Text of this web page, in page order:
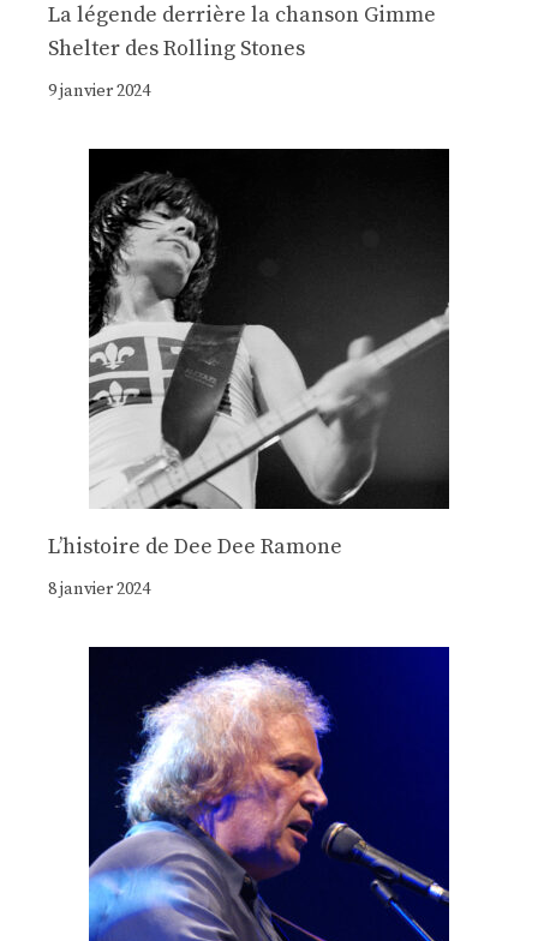
La légende derrière la chanson Gimme
Shelter des Rolling Stones
9 janvier 2024
Lʼhistoire de Dee Dee Ramone
8 janvier 2024